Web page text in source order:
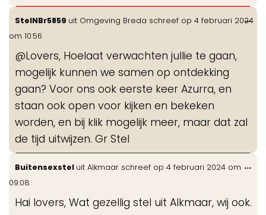
StelNBr5859 uit Omgeving Breda schreef op 4 februari 2024
om 10:56
@Lovers, Hoelaat verwachten jullie te gaan,
mogelijk kunnen we samen op ontdekking
gaan? Voor ons ook eerste keer Azurra, en
staan ook open voor kijken en bekeken
worden, en bij klik mogelijk meer, maar dat zal
de tijd uitwijzen. Gr Stel
...
Buitensexstel uit Alkmaar schreef op 4 februari 2024 om
09:08
Hai lovers, Wat gezellig stel uit Alkmaar, wij ook.
...